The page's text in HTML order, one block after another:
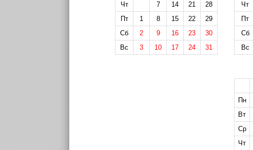
Чт
7 14 21
28
Пт
1 8 15 22
29
Сб
2 9 16 23
30
Вс
3 10 17 24 31
Чт
Пт
Сб
Вс
Пн
Вт
Ср
Чт